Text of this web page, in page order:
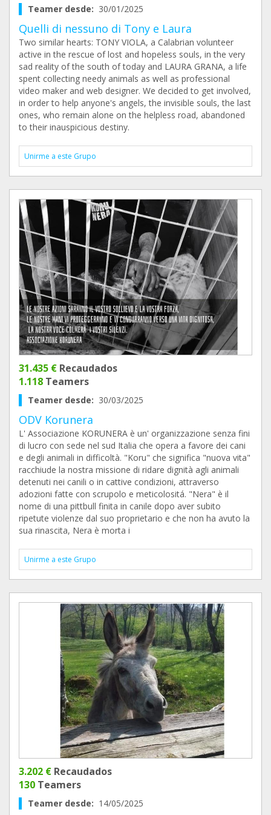
Teamer desde: 30/01/2025
Quelli di nessuno di Tony e Laura
Two similar hearts: TONY VIOLA, a Calabrian volunteer
active in the rescue of lost and hopeless souls, in the very
sad reality of the south of today and LAURA GRANA, a life
spent collecting needy animals as well as professional
video maker and web designer. We decided to get involved,
in order to help anyone's angels, the invisible souls, the last
ones, who remain alone on the helpless road, abandoned
to their inauspicious destiny.
Unirme a este Grupo
31.435 € Recaudados
1.118 Teamers
Teamer desde: 30/03/2025
ODV Korunera
L' Associazione KORUNERA è un' organizzazione senza fini
di lucro con sede nel sud Italia che opera a favore dei cani
e degli animali in difficoltà. "Koru" che significa "nuova vita"
racchiude la nostra missione di ridare dignità agli animali
detenuti nei canili o in cattive condizioni, attraverso
adozioni fatte con scrupolo e meticolositá. "Nera" è il
nome di una pittbull finita in canile dopo aver subito
ripetute violenze dal suo proprietario e che non ha avuto la
sua rinascita, Nera è morta i
Unirme a este Grupo
3.202 € Recaudados
130 Teamers
Teamer desde: 14/05/2025